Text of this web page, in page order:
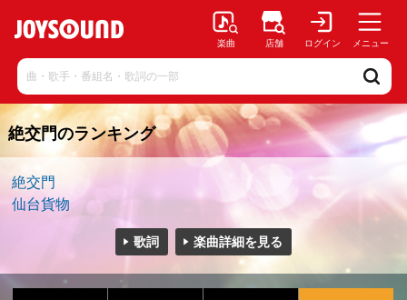
楽曲 店舗 ログイン メニュー
絶交門のランキング
絶交門
仙台貨物
歌詞 楽曲詳細を見る